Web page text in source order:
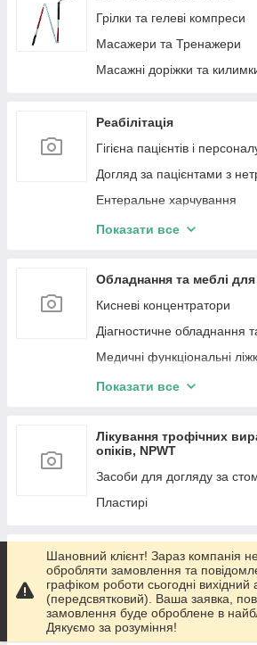
Грілки та гелеві компреси
Масажери та Тренажери
Масажні доріжки та
Реабілітація
Гігієна пацієнтів і
Догляд за пацієнтами з
Ентеральне харчування
Тростини для ходьби
Показати все
Обладнання та меблі для
Кисневі концентратори
Діагностичне обладнання
Медичні функціональні
Тумби медичні приліжкові
Ширми медичні
Штативи медичні
Банкетки медичні
Шафи медичні
Каталки медичні
Зрістоміри медичні
Стільці та крісла медичні
Показати все
Лікування трофічних
опіків, NPWT
Засоби для догляду за
Пластирі
Реабілітація
Комплектуючі для милиць,
Тростини для ходьби
Милиці опорні
Шановний клієнт! Зараз компанія
обробляти замовлення та
графіком роботи сьогодні
(передсвятковий). Ваша заявка,
замовлення буде оброблене в
Дякуємо за розуміння!